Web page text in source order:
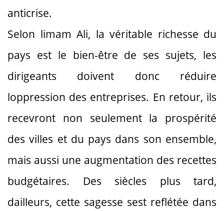
anticrise.
Selon limam Ali, la véritable richesse du
pays est le bien-être de ses sujets, les
dirigeants doivent donc réduire
loppression des entreprises. En retour, ils
recevront non seulement la prospérité
des villes et du pays dans son ensemble,
mais aussi une augmentation des recettes
budgétaires. Des siècles plus tard,
dailleurs, cette sagesse sest reflétée dans